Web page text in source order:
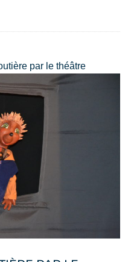
par le théâtre